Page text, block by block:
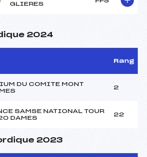
GLIERES
2024
Rang
DU COMITE MONT
2
SAMSE NATIONAL TOUR
DAMES
22
2023